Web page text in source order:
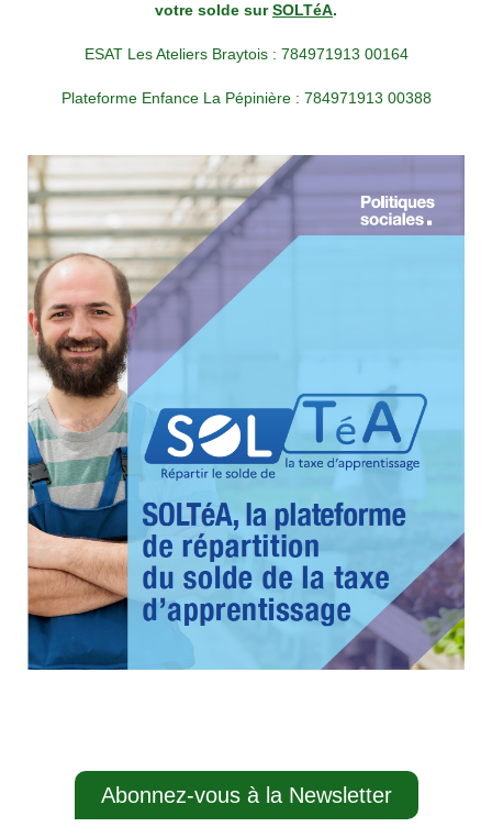
votre solde surSOLTéA.
ESAT Les Ateliers Braytois : 784971913 00164
Plateforme Enfance La Pépinière : 784971913 00388
Abonnez-vous à la Newsletter